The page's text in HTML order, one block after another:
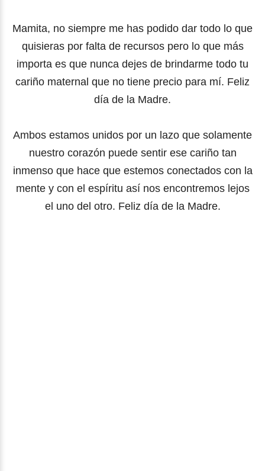
Mamita, no siempre me has podido dar todo lo que
quisieras por falta de recursos pero lo que más
importa es que nunca dejes de brindarme todo tu
cariño maternal que no tiene precio para mí. Feliz
día de la Madre.
Ambos estamos unidos por un lazo que solamente
nuestro corazón puede sentir ese cariño tan
inmenso que hace que estemos conectados con la
mente y con el espíritu así nos encontremos lejos
el uno del otro. Feliz día de la Madre.